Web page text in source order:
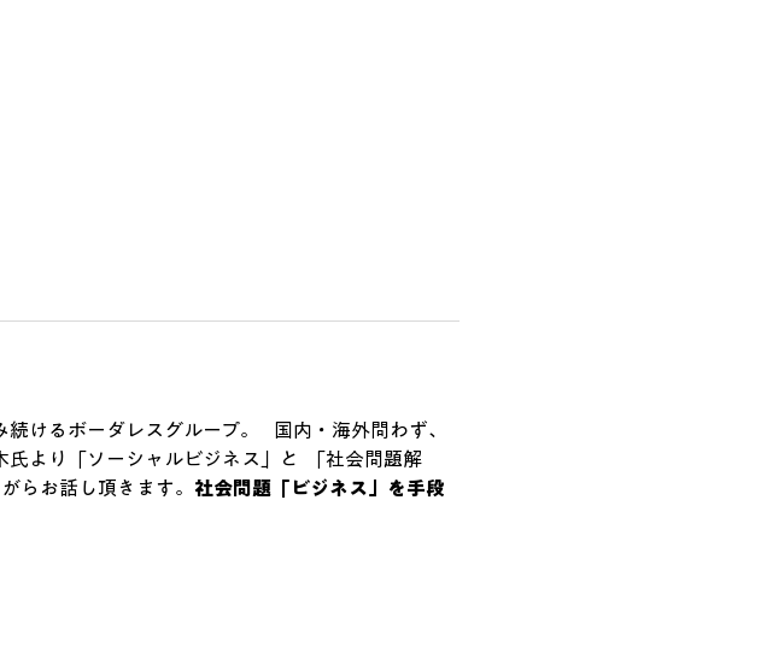
けるボーダレスグループ。    国内・海外問わず、
氏より「ソーシャルビジネス」と  「社会問題解
らお話し頂きます。 社会問題「ビジネス」を手段